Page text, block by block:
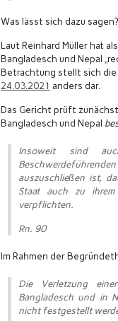
Was lässt sich dazu sagen?
Laut Reinhard Müller hat
Bangladesch und Nepal
Betrachtung stellt sich die
24.03.2021 anders dar.
Das Gericht prüft
Bangladesch und Nepal
Insoweit sind
auszuschließen ist,
Staat auch zu
verpflichten.
Rn. 90
Im Rahmen der
Die Verletzung
Bangladesch und in
nicht festgestellt